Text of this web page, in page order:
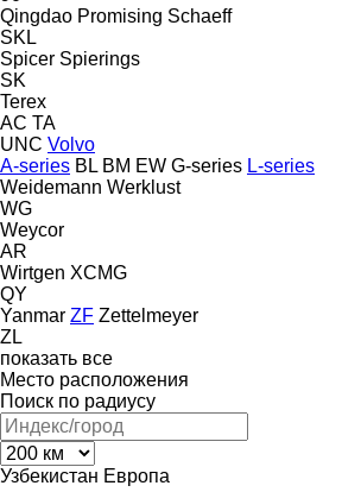
Qingdao Promising Schaeff
SKL
Spicer Spierings
SK
Terex
AC TA
UNC Volvo
A-series BL BM EW G-series L-series
Weidemann Werklust
WG
Weycor
AR
Wirtgen XCMG
QY
Yanmar ZF Zettelmeyer
ZL
показать все
Место расположения
Поиск по радиусу
Узбекистан Европа